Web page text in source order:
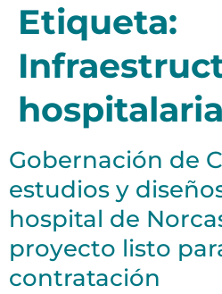
Etiqueta:
hospitalaria
Gobernación de
estudios y
hospital de
proyecto listo
contratación